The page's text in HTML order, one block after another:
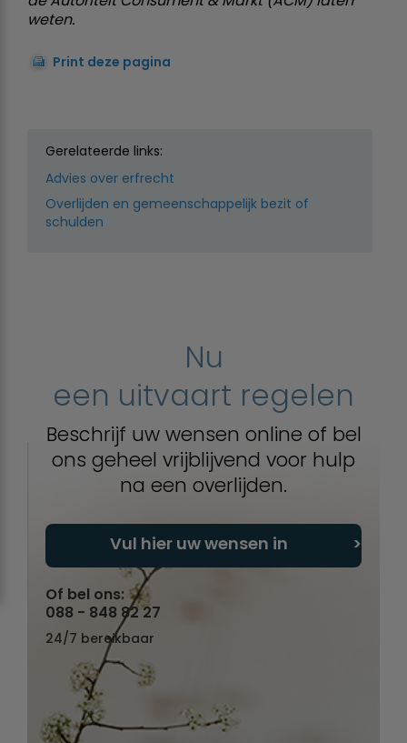
weten.
Print deze pagina
Gerelateerde links:
Advies over erfrecht
Overlijden en gemeenschappelijk bezit of
schulden
Nu
een uitvaart regelen
Beschrijf uw wensen online of bel
ons geheel vrijblijvend voor hulp
na een overlijden.
Vul hier uw wensen in
Of bel ons:
088 - 848 82 27
24/7 bereikbaar